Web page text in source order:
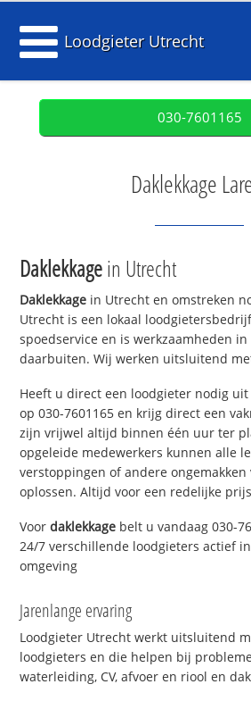
Loodgieter Utrecht
030-7601165
Daklekkage
Daklekkagein Utrecht
Daklekkage in Utrecht en omstreken
Utrecht is een lokaal
spoedservice en is werkzaamheden
daarbuiten. Wij werken uitsluitend
Heeft u direct een loodgieter nodig uit
op 030-7601165 en krijg direct een
zijn vrijwel altijd binnen één uur ter
opgeleide medewerkers kunnen alle
verstoppingen of andere
oplossen. Altijd voor een redelijke
Voordaklekkage belt u vandaag 030-
24/7 verschillende loodgieters actief
omgeving
Jarenlange ervaring
Loodgieter Utrecht werkt uitsluitend
loodgieters en die helpen bij
waterleiding, CV, afvoer en riool en